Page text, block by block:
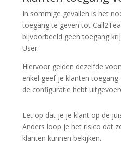
In sommige gevallen is het
toegang te geven tot
bijvoorbeeld geen toegang
User.
Hiervoor gelden dezelfde
enkel geef je klanten
de configuratie hebt
Let op dat je je klant op de
Anders loop je het risico dat
klanten kunnen bekijken.